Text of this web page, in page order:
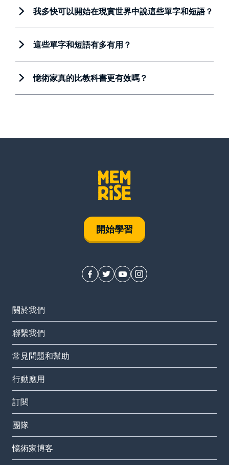
我多快可以開始在現實世界中說這些單字和短語？
這些單字和短語有多有用？
憶術家真的比教科書更有效嗎？
開始學習
關於我們
聯繫我們
常見問題和幫助
行動應用
訂閱
團隊
憶術家博客